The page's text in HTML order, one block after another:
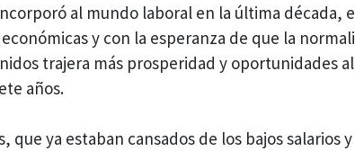
al mundo laboral en la última década,
y con la esperanza de que la
trajera más prosperidad y oportunidades
años.
que ya estaban cansados de los bajos salarios